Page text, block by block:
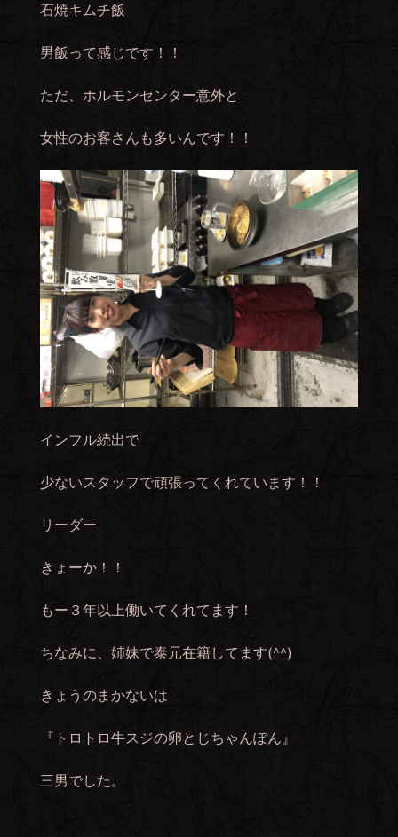
石焼キムチ飯
男飯って感じです！！
ただ、ホルモンセンター意外と
女性のお客さんも多いんです！！
インフル続出で
少ないスタッフで頑張ってくれています！！
リーダー
きょーか！！
もー３年以上働いてくれてます！
ちなみに、姉妹で泰元在籍してます(^^)
きょうのまかないは
『トロトロ牛スジの卵とじちゃんぽん』
三男でした。